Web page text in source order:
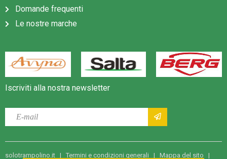
Domande frequenti
Le nostre marche
Iscriviti alla nostra newsletter
solotrampolino.it | Termini e condizioni generali | Mappa del sito |